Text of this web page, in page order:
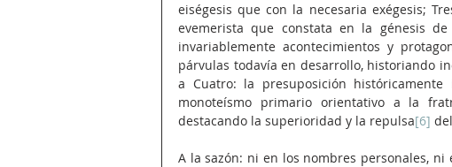
eiségesis que con la necesaria exégesis;
evemerista que constata en la génesis
invariablemente acontecimientos y
párvulas todavía en desarrollo, historiando
a Cuatro: la presuposición
monoteísmo primario orientativo a la
destacando la superioridad y la repulsa[6]
A la sazón: ni en los nombres personales,